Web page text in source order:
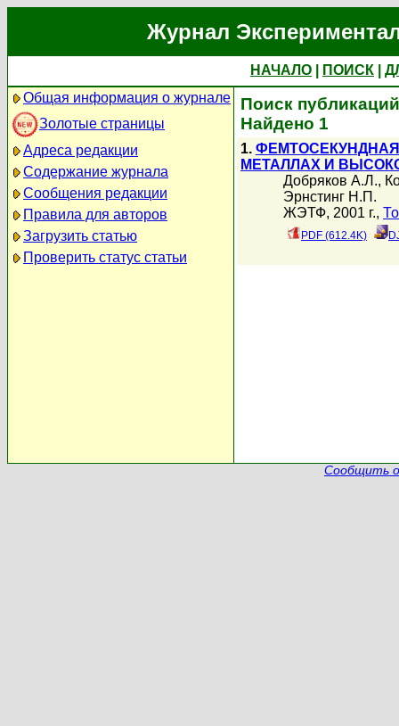
Журнал
НАЧАЛО ПОИСК
Общая информация о журнале
Золотые страницы
Адреса редакции
Содержание журнала
Сообщения редакции
Правила для авторов
Загрузить статью
Проверить статус статьи
Поиск
Найдено 1
1.
МЕТАЛЛАХ И
Добряков А.Л.,
Эрнстинг Н.П.
ЖЭТФ, 2001 г.,
PDF (612.4K)
Сообщить о